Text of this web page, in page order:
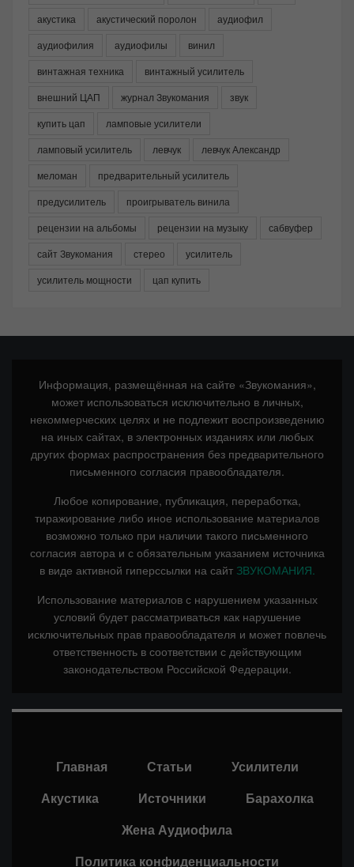
акустика
акустический поролон
аудиофил
аудиофилия
аудиофилы
винил
винтажная техника
винтажный усилитель
внешний ЦАП
журнал Звукомания
звук
купить цап
ламповые усилители
ламповый усилитель
левчук
левчук Александр
меломан
предварительный усилитель
предусилитель
проигрыватель винила
рецензии на альбомы
рецензии на музыку
сабвуфер
сайт Звукомания
стерео
усилитель
усилитель мощности
цап купить
Информация, размещённая на сайте «Звукомания»,
может использоваться исключительно в личных,
некоммерческих целях и не подлежит воспроизведению
на иных сайтах, в электронных изданиях или любых
других формах распространения без предварительного
письменного согласия правообладателя.
Любое копирование, публикация, переработка,
тиражирование либо иное использование материалов
возможно только при наличии такого письменного
согласия автора и с обязательным указанием источника
в виде активной гиперссылки на сайт ЗВУКОМАНИЯ.
Использование материалов с нарушением указанных
условий будет рассматриваться как нарушение
исключительных прав правообладателя и может повлечь
ответственность в соответствии с действующим
законодательством Российской Федерации.
Главная Статьи
Усилители
Акустика
Источники
Барахолка
Жена Аудиофила
Политика конфиденциальности